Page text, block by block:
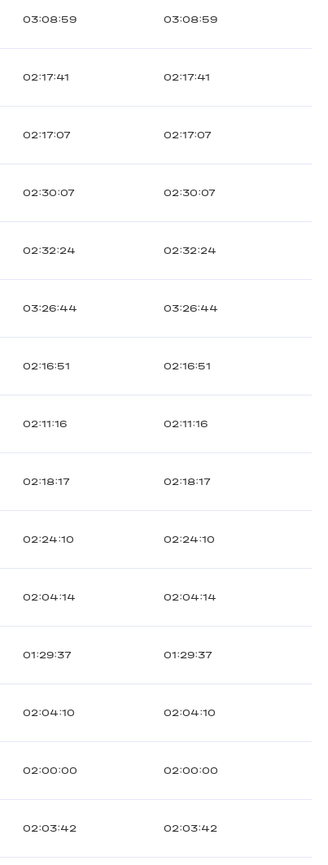
03:08:59 03:08:59
02:17:41 02:17:41
02:17:07 02:17:07
02:30:07 02:30:07
02:32:24 02:32:24
03:26:44 03:26:44
02:16:51 02:16:51
02:11:16 02:11:16
02:18:17 02:18:17
02:24:10 02:24:10
02:04:14 02:04:14
01:29:37 01:29:37
02:04:10 02:04:10
02:00:00 02:00:00
02:03:42 02:03:42